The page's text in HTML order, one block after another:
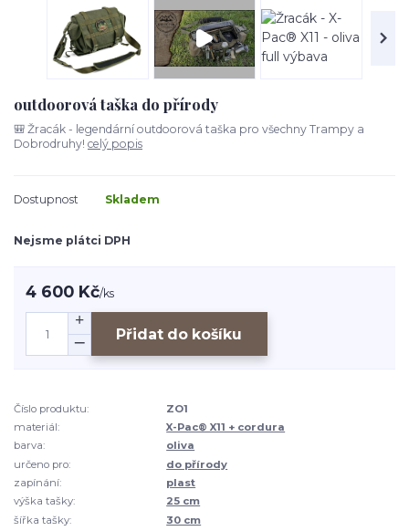
outdoorová taška do přírody
🎒 Žracák - legendární outdoorová taška pro všechny Trampy a
Dobrodruhy! celý popis
Dostupnost Skladem
Nejsme plátci DPH
4 600 Kč/ks
Přidat do košíku
Číslo produktu:
ZO1
materiál:
X-Pac® X11 + cordura
barva:
oliva
určeno pro:
do přírody
zapínání:
plast
výška tašky:
25 cm
šířka tašky:
30 cm